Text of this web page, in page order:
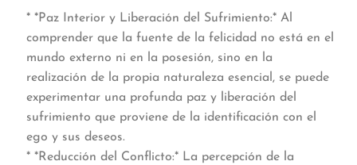
* *Paz Interior y Liberación del Sufrimiento:* Al
comprender que la fuente de la felicidad no está en el
mundo externo ni en la posesión, sino en la
realización de la propia naturaleza esencial, se puede
experimentar una profunda paz y liberación del
sufrimiento que proviene de la identificación con el
ego y sus deseos.
* *Reducción del Conflicto:* La percepción de la